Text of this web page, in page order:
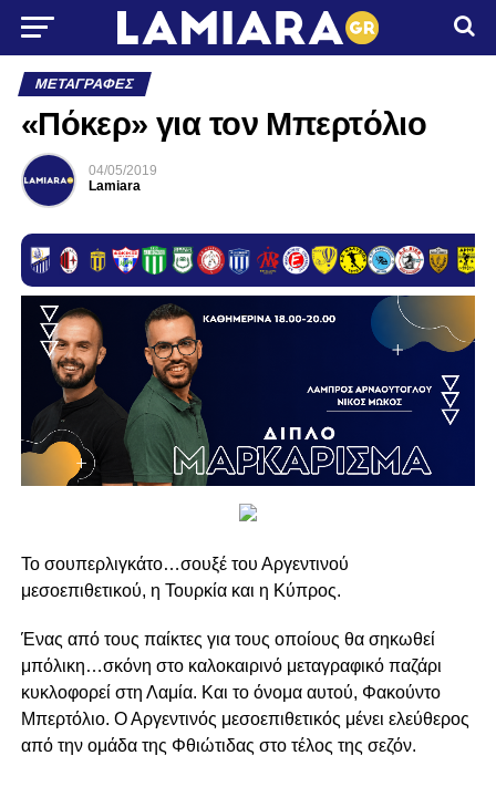
ΜΕΤΑΓΡΑΦΈΣ
«Πόκερ» για τον Μπερτόλιο
04/05/2019
Lamiara
Το σουπερλιγκάτο…σουξέ του Αργεντινού
μεσοεπιθετικού, η Τουρκία και η Κύπρος.
Ένας από τους παίκτες για τους οποίους θα σηκωθεί
μπόλικη…σκόνη στο καλοκαιρινό μεταγραφικό παζάρι
κυκλοφορεί στη Λαμία. Και το όνομα αυτού, Φακούντο
Μπερτόλιο. Ο Αργεντινός μεσοεπιθετικός μένει ελεύθερος
από την ομάδα της Φθιώτιδας στο τέλος της σεζόν.